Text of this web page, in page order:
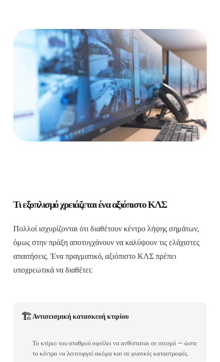
Τι εξοπλισμό χρειάζεται ένα αξιόπιστο ΚΛΣ
Πολλοί ισχυρίζονται ότι διαθέτουν κέντρο λήψης σημάτων,
όμως στην πράξη αποτυγχάνουν να καλύψουν τις ελάχιστες
απαιτήσεις. Ένα πραγματικό, αξιόπιστο ΚΛΣ πρέπει
υποχρεωτικά να διαθέτει:
🏗️Αντισεισμική κατασκευή κτιρίου
Το κτίριο του σταθμού οφείλει να ανθίσταται σε σεισμό — ώστε
το κέντρο να λειτουργεί ακόμα και σε φυσικές καταστροφές.